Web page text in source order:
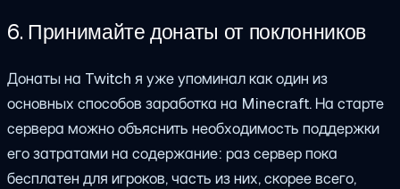
6. Принимайте донаты от поклонников
Донаты на Twitch я уже упоминал как один из
основных способов заработка на Minecraft. На старте
сервера можно объяснить необходимость поддержки
его затратами на содержание: раз сервер пока
бесплатен для игроков, часть из них, скорее всего,